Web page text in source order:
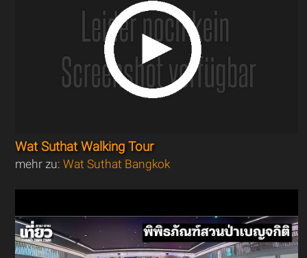
Wat Suthat Walking Tour
mehr zu:Wat Suthat Bangkok